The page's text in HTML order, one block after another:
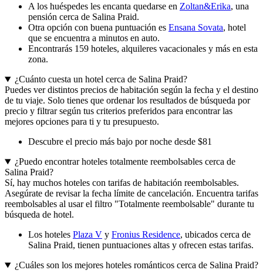
A los huéspedes les encanta quedarse en Zoltan&Erika, una
pensión cerca de Salina Praid.
Otra opción con buena puntuación es Ensana Sovata, hotel
que se encuentra a minutos en auto.
Encontrarás 159 hoteles, alquileres vacacionales y más en esta
zona.
¿Cuánto cuesta un hotel cerca de Salina Praid?
Puedes ver distintos precios de habitación según la fecha y el destino
de tu viaje. Solo tienes que ordenar los resultados de búsqueda por
precio y filtrar según tus criterios preferidos para encontrar las
mejores opciones para ti y tu presupuesto.
Descubre el precio más bajo por noche desde $81
¿Puedo encontrar hoteles totalmente reembolsables cerca de
Salina Praid?
Sí, hay muchos hoteles con tarifas de habitación reembolsables.
Asegúrate de revisar la fecha límite de cancelación. Encuentra tarifas
reembolsables al usar el filtro "Totalmente reembolsable" durante tu
búsqueda de hotel.
Los hoteles Plaza V y Fronius Residence, ubicados cerca de
Salina Praid, tienen puntuaciones altas y ofrecen estas tarifas.
¿Cuáles son los mejores hoteles románticos cerca de Salina Praid?